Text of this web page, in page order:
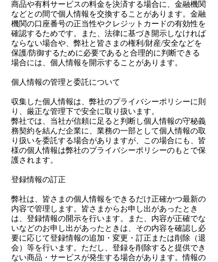
商品や有料サービスの料金を決済する場合に、金融機関
などとの間で個人情報を交換することがあります。金融
機関の口座番号の正当性やクレジットカードの有効性を
確認するためです。また、法律に基づき開示しなければ
ならない場合や、弊社と皆さまの権利/財産/安全などを
保護/防御するために必要であると合理的に判断できる
場合には、個人情報を開示することがあります。
個人情報の管理と委託について
収集した個人情報は、弊社のプライバシーポリシーに則
り、厳正な管理下で安全に取り扱います。
弊社では、当社が信頼に足ると判断し個人情報の守秘義
務契約を結んだ企業に、業務の一部として個人情報の取
り扱いを委託する場合がありますが、この場合にも、皆
様の個人情報は弊社のプライバシーポリシーのもとで保
護されます。
登録情報の訂正
弊社は、皆さまの個人情報をできるだけ正確かつ最新の
内容で管理します。皆さまからお申し出があったとき
は、登録情報の開示を行います。また、内容が正確でな
いなどのお申し出があったときは、その内容を確認し必
要に応じて登録情報の追加・変更・訂正または削除（退
会）等を行います。ただし、登録を削除すると提供でき
ない商品・サービスが発生する場合があります。情報の